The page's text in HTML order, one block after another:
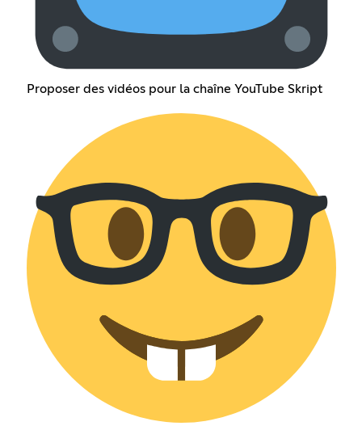
Proposer des vidéos pour la chaîne YouTube Skript